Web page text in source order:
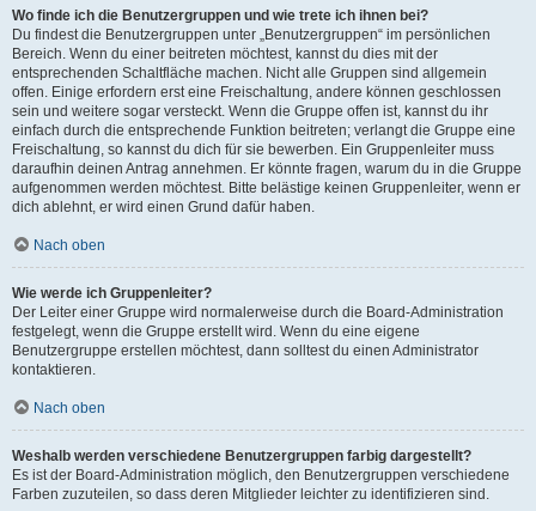
Wo finde ich die Benutzergruppen und wie trete ich ihnen bei?
Du findest die Benutzergruppen unter „Benutzergruppen“ im persönlichen
Bereich. Wenn du einer beitreten möchtest, kannst du dies mit der
entsprechenden Schaltfläche machen. Nicht alle Gruppen sind allgemein
offen. Einige erfordern erst eine Freischaltung, andere können geschlossen
sein und weitere sogar versteckt. Wenn die Gruppe offen ist, kannst du ihr
einfach durch die entsprechende Funktion beitreten; verlangt die Gruppe eine
Freischaltung, so kannst du dich für sie bewerben. Ein Gruppenleiter muss
daraufhin deinen Antrag annehmen. Er könnte fragen, warum du in die Gruppe
aufgenommen werden möchtest. Bitte belästige keinen Gruppenleiter, wenn er
dich ablehnt, er wird einen Grund dafür haben.
Nach oben
Wie werde ich Gruppenleiter?
Der Leiter einer Gruppe wird normalerweise durch die Board-Administration
festgelegt, wenn die Gruppe erstellt wird. Wenn du eine eigene
Benutzergruppe erstellen möchtest, dann solltest du einen Administrator
kontaktieren.
Nach oben
Weshalb werden verschiedene Benutzergruppen farbig dargestellt?
Es ist der Board-Administration möglich, den Benutzergruppen verschiedene
Farben zuzuteilen, so dass deren Mitglieder leichter zu identifizieren sind.